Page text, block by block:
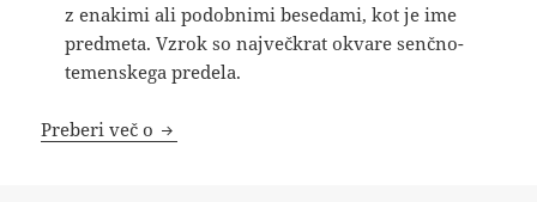
z enakimi ali podobnimi besedami, kot je ime
predmeta. Vzrok so največkrat okvare senčno-
temenskega predela.
Preberi več o Nevrologija